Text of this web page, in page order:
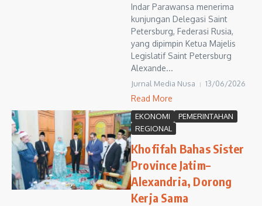
Indar Parawansa menerima
kunjungan Delegasi Saint
Petersburg, Federasi Rusia,
yang dipimpin Ketua Majelis
Legislatif Saint Petersburg
Alexande...
Jurnal Media Nusa 13/06/2026
Read More
EKONOMI
PEMERINTAHAN
REGIONAL
Khofifah Bahas Sister
Province Jatim–
Alexandria, Dorong
Kerja Sama